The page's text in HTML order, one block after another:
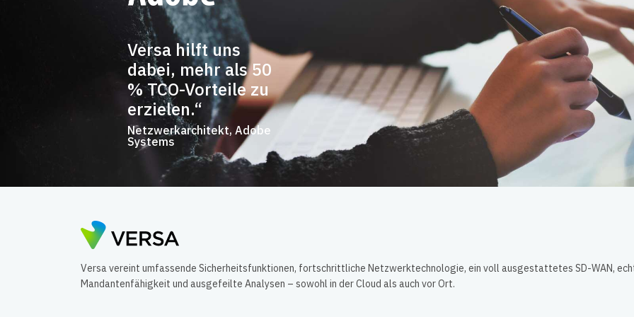
Versa hilft uns
dabei, mehr als 50
% TCO-Vorteile zu
erzielen.“
Netzwerkarchitekt, Adobe
Systems
Versa vereint umfassende Sicherheitsfunktionen, fortschrittliche Netzwerktechnologie, ein voll ausgestattetes SD-WAN,
Mandantenfähigkeit und ausgefeilte Analysen – sowohl in der Cloud als auch vor Ort.